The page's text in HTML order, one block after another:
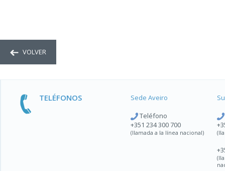
VOLVER
TELÉFONOS
Sede Aveiro
Teléfono
+351 234 300 700
(llamada a la línea nacional)